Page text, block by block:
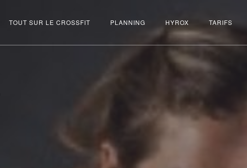
TOUT SUR LE CROSSFIT PLANNING HYROX TARIFS